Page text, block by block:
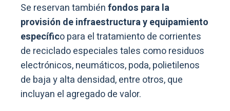
Se reservan tambiénfondos para la
provisión de infraestructura y equipamiento
específico para el tratamiento de corrientes
de reciclado especiales tales como residuos
electrónicos, neumáticos, poda, polietilenos
de baja y alta densidad, entre otros, que
incluyan el agregado de valor.